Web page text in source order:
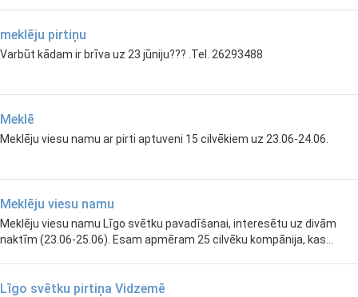
meklēju pirtiņu
Varbūt kādam ir brīva uz 23 jūniju??? .Tel. 26293488
Meklē
Meklēju viesu namu ar pirti aptuveni 15 cilvēkiem uz 23.06-24.06.
Meklēju viesu namu
Meklēju viesu namu Līgo svētku pavadīšanai, interesētu uz divām
naktīm (23.06-25.06). Esam apmēram 25 cilvēku kompānija, kas...
Līgo svētku pirtiņa Vidzemē